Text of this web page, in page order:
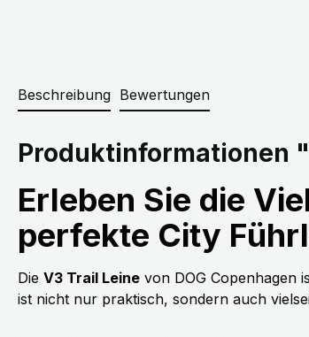
Beschreibung Bewertungen
Produktinformationen
Erleben Sie die
perfekte City
Die V3 Trail Leine von DOG Copenhagen
ist nicht nur praktisch, sondern auch